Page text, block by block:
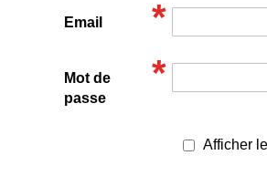
Email
Mot de
passe
Afficher